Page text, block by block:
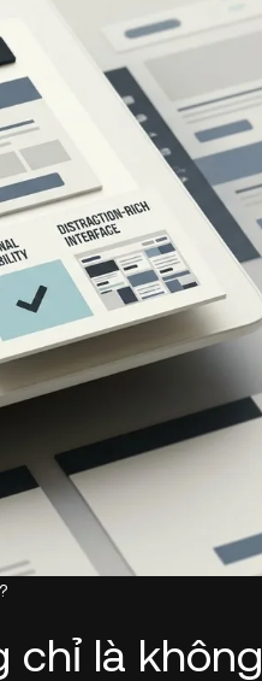
chỉ là không
tế